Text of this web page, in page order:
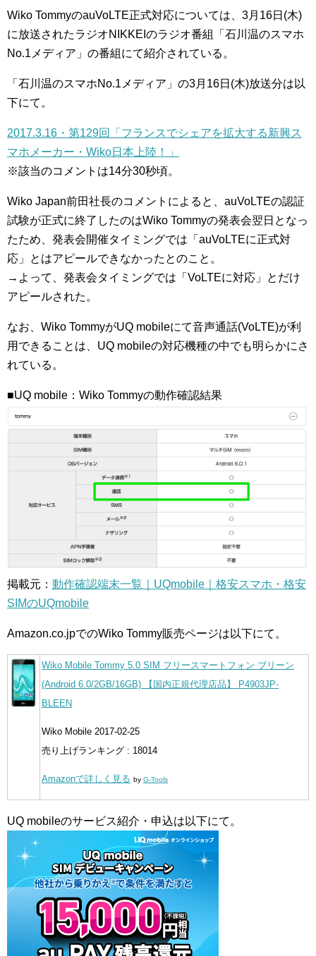
Wiko TommyのauVoLTE正式対応については、3月16日(木)
に放送されたラジオNIKKEIのラジオ番組「石川温のスマホ
No.1メディア」の番組にて紹介されている。
「石川温のスマホNo.1メディア」の3月16日(木)放送分は以
下にて。
2017.3.16・第129回「フランスでシェアを拡大する新興ス
マホメーカー・Wiko日本上陸！」
※該当のコメントは14分30秒頃。
Wiko Japan前田社長のコメントによると、auVoLTEの認証
試験が正式に終了したのはWiko Tommyの発表会翌日となっ
たため、発表会開催タイミングでは「auVoLTEに正式対
応」とはアピールできなかったとのこと。
→よって、発表会タイミングでは「VoLTEに対応」とだけ
アピールされた。
なお、Wiko TommyがUQ mobileにて音声通話(VoLTE)が利
用できることは、UQ mobileの対応機種の中でも明らかにさ
れている。
■UQ mobile：Wiko Tommyの動作確認結果
掲載元： 動作確認端末一覧｜UQmobile｜格安スマホ・格安
SIMのUQmobile
Amazon.co.jpでのWiko Tommy販売ページは以下にて。
Wiko Mobile Tommy 5.0 SIM フリースマートフォン ブリーン
(Android 6.0/2GB/16GB) 【国内正規代理店品】 P4903JP-
BLEEN
Wiko Mobile 2017-02-25
売り上げランキング : 18014
Amazonで詳しく見る by G-Tools
UQ mobileのサービス紹介・申込は以下にて。